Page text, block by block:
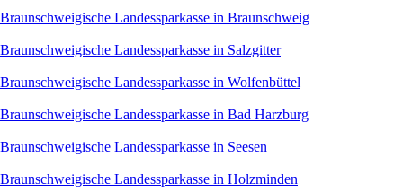
Braunschweigische Landessparkasse in Braunschweig
Braunschweigische Landessparkasse in Salzgitter
Braunschweigische Landessparkasse in Wolfenbüttel
Braunschweigische Landessparkasse in Bad Harzburg
Braunschweigische Landessparkasse in Seesen
Braunschweigische Landessparkasse in Holzminden